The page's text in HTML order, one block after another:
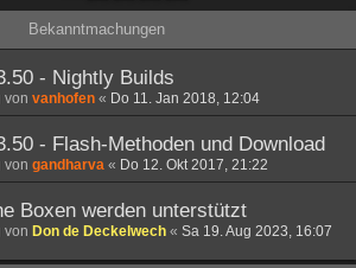
Bekanntmachungen
- Nightly Builds
von vanhofen « Do 11. Jan 2018, 12:04
- Flash-Methoden und Download
von gandharva « Do 12. Okt 2017, 21:22
Boxen werden unterstützt
von Don de Deckelwech « Sa 19. Aug 2023, 16:07